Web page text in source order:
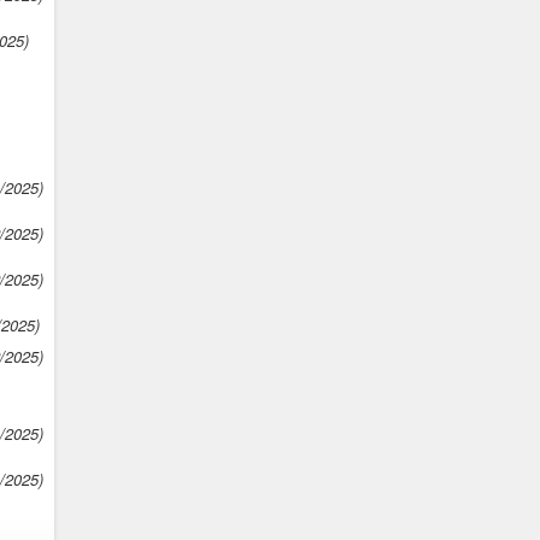
2025)
2025)
2025)
2025)
2025)
2025)